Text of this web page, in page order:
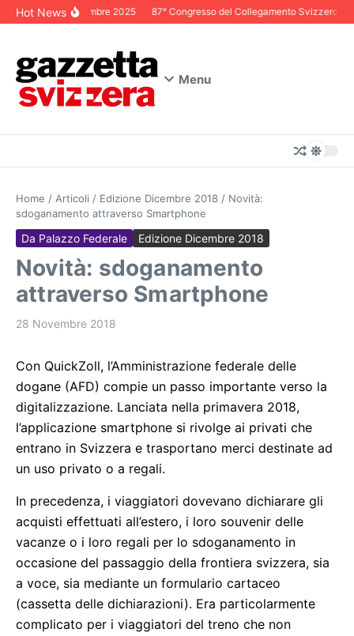
Salta al contenuto
Hot News
Editoriale Dicembre 2025 87° Congresso del Collegamento Svizzero in
Menu
Home / Articoli / Edizione Dicembre 2018 / Novità:
sdoganamento attraverso Smartphone
Da Palazzo Federale Edizione Dicembre 2018
Novità: sdoganamento
attraverso Smartphone
28 Novembre 2018
Con QuickZoll, l’Amministrazione federale delle
dogane (AFD) compie un passo importante verso la
digitalizzazione. Lanciata nella primavera 2018,
l’applicazione smartphone si rivolge ai privati che
entrano in Svizzera e trasportano merci destinate ad
un uso privato o a regali.
In precedenza, i viaggiatori dovevano dichiarare gli
acquisti effettuati all’estero, i loro souvenir delle
vacanze o i loro regali per lo sdoganamento in
occasione del passaggio della frontiera svizzera, sia
a voce, sia mediante un formulario cartaceo
(cassetta delle dichiarazioni). Era particolarmente
complicato per i viaggiatori del treno che non